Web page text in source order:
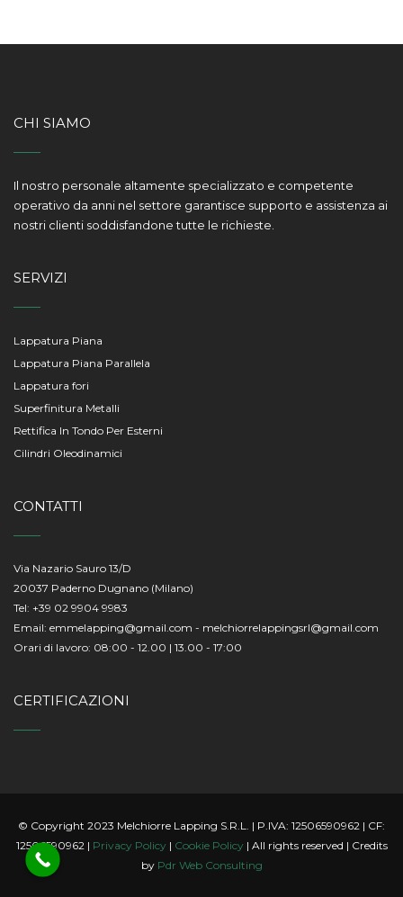
CHI SIAMO
Il nostro personale altamente specializzato e competente
operativo da anni nel settore garantisce supporto e assistenza ai
nostri clienti soddisfandone tutte le richieste.
SERVIZI
Lappatura Piana
Lappatura Piana Parallela
Lappatura fori
Superfinitura Metalli
Rettifica In Tondo Per Esterni
Cilindri Oleodinamici
CONTATTI
Via Nazario Sauro 13/D
20037 Paderno Dugnano (Milano)
Tel: +39 02 9904 9983
Email: emmelapping@gmail.com - melchiorrelappingsrl@gmail.com
Orari di lavoro: 08:00 - 12.00 | 13.00 - 17:00
CERTIFICAZIONI
© Copyright 2023 Melchiorre Lapping S.R.L. | P.IVA: 12506590962 | CF:
12506590962 | Privacy Policy| Cookie Policy| All rights reserved | Credits
by Pdr Web Consulting